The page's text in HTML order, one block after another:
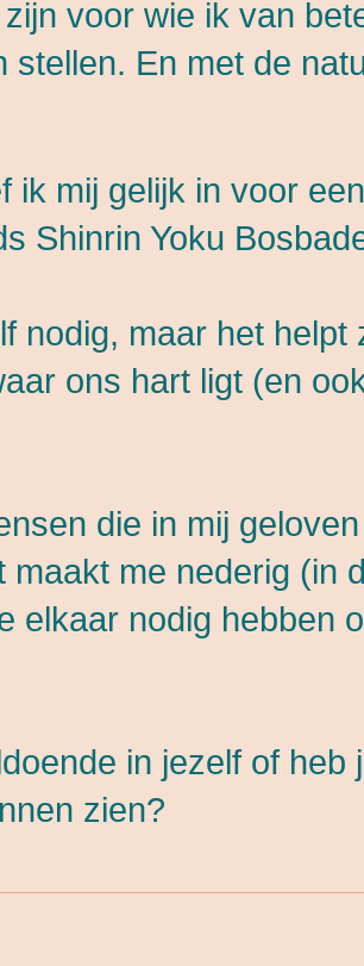
voor wie ik van
En met de
ik mij gelijk in voor
Shinrin Yoku
nodig, maar het
ons hart ligt (en
die in mij
me nederig (in
elkaar nodig hebben
in jezelf of
zien?